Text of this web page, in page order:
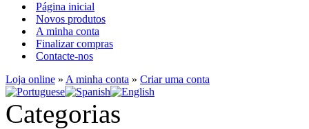
Página inicial
Novos produtos
A minha conta
Finalizar compras
Contacte-nos
Loja online » A minha conta » Criar uma conta
Categorias